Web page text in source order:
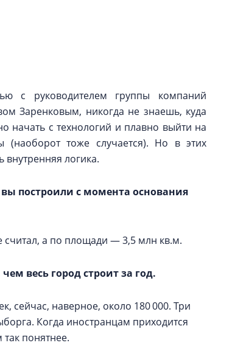
с руководителем группы компаний
Заренковым, никогда не знаешь, куда
начать с технологий и плавно выйти на
(наоборот тоже случается). Но в этих
внутренняя логика.
построили с момента основания
считал, а по площади — 3,5 млн кв.м.
весь город строит за год.
сейчас, наверное, около 180 000. Три
Когда иностранцам приходится
понятнее.